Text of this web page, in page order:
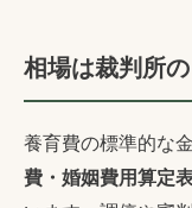
相場は裁判所
養育費の標準的な
費・婚姻費用算定表